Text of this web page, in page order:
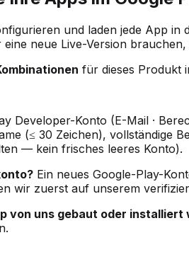
und laden jede App
neue Live-Version
für dieses Produkt
Developer-Konto (E-Mail ·
(≤ 30 Zeichen), vollständige
— kein frisches leeres Konto).
Ein neues Google-Play-
wir zuerst auf unserem
von uns gebaut oder installiert